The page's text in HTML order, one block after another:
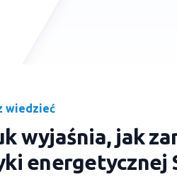
wiedzieć
wyjaśnia, jak
energetycznej